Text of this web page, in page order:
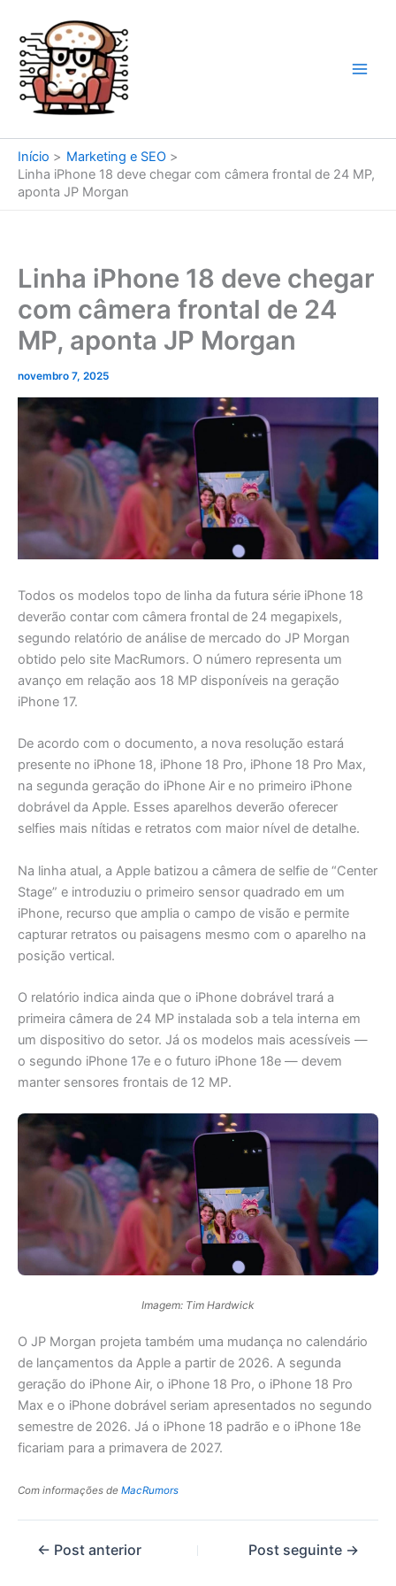
conteúdo
Início
Marketing e SEO
Linha iPhone 18 deve chegar com câmera frontal de 24 MP,
aponta JP Morgan
Linha iPhone 18 deve chegar
com câmera frontal de 24
MP, aponta JP Morgan
novembro 7, 2025
Todos os modelos topo de linha da futura série iPhone 18
deverão contar com câmera frontal de 24 megapixels,
segundo relatório de análise de mercado do JP Morgan
obtido pelo site MacRumors. O número representa um
avanço em relação aos 18 MP disponíveis na geração
iPhone 17.
De acordo com o documento, a nova resolução estará
presente no iPhone 18, iPhone 18 Pro, iPhone 18 Pro Max,
na segunda geração do iPhone Air e no primeiro iPhone
dobrável da Apple. Esses aparelhos deverão oferecer
selfies mais nítidas e retratos com maior nível de detalhe.
Na linha atual, a Apple batizou a câmera de selfie de “Center
Stage” e introduziu o primeiro sensor quadrado em um
iPhone, recurso que amplia o campo de visão e permite
capturar retratos ou paisagens mesmo com o aparelho na
posição vertical.
O relatório indica ainda que o iPhone dobrável trará a
primeira câmera de 24 MP instalada sob a tela interna em
um dispositivo do setor. Já os modelos mais acessíveis —
o segundo iPhone 17e e o futuro iPhone 18e — devem
manter sensores frontais de 12 MP.
Imagem: Tim Hardwick
O JP Morgan projeta também uma mudança no calendário
de lançamentos da Apple a partir de 2026. A segunda
geração do iPhone Air, o iPhone 18 Pro, o iPhone 18 Pro
Max e o iPhone dobrável seriam apresentados no segundo
semestre de 2026. Já o iPhone 18 padrão e o iPhone 18e
ficariam para a primavera de 2027.
Com informações de MacRumors
← Post anterior Post seguinte →